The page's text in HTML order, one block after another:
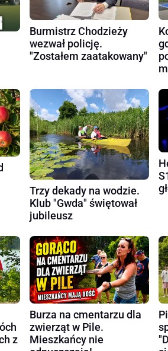
Burmistrz Chodzieży
wezwał policję.
"Zostałem zaatakowany"
Trzy dekady na wodzie.
Klub "Gwda" świętował
jubileusz
z
Burza na cmentarzu dla
zwierząt w Pile.
Mieszkańcy nie